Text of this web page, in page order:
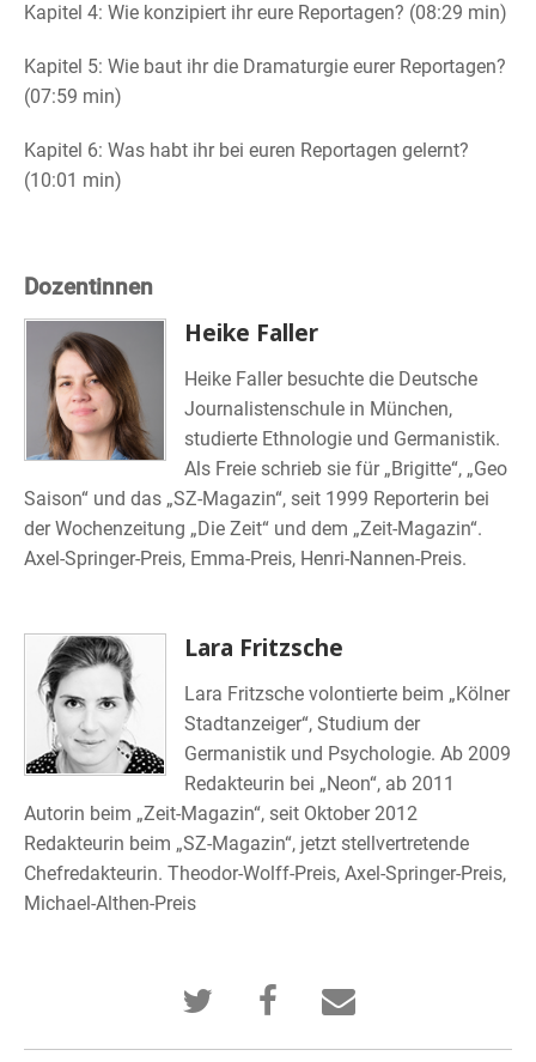
Kapitel 4: Wie konzipiert ihr eure Reportagen? (08:29 min)
Kapitel 5: Wie baut ihr die Dramaturgie eurer Reportagen?
(07:59 min)
Kapitel 6: Was habt ihr bei euren Reportagen gelernt?
(10:01 min)
Dozentinnen
Heike Faller
Heike Faller besuchte die Deutsche
Journalistenschule in München,
studierte Ethnologie und Germanistik.
Als Freie schrieb sie für „Brigitte“, „Geo
Saison“ und das „SZ-Magazin“, seit 1999 Reporterin bei
der Wochenzeitung „Die Zeit“ und dem „Zeit-Magazin“.
Axel-Springer-Preis, Emma-Preis, Henri-Nannen-Preis.
Lara Fritzsche
Lara Fritzsche volontierte beim „Kölner
Stadtanzeiger“, Studium der
Germanistik und Psychologie. Ab 2009
Redakteurin bei „Neon“, ab 2011
Autorin beim „Zeit-Magazin“, seit Oktober 2012
Redakteurin beim „SZ-Magazin“, jetzt stellvertretende
Chefredakteurin. Theodor-Wolff-Preis, Axel-Springer-Preis,
Michael-Althen-Preis
Twittern
Sie,
Sie
Erzählen
Sie
Facebook,
Senden
Sie
aus